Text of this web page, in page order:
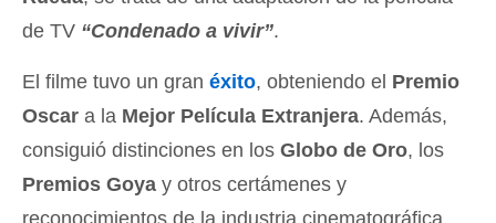
de TV “Condenado a vivir”.
El filme tuvo un gran éxito, obteniendo el Premio
Oscar a la Mejor Película Extranjera. Además,
consiguió distinciones en los Globo de Oro, los
Premios Goya y otros certámenes y